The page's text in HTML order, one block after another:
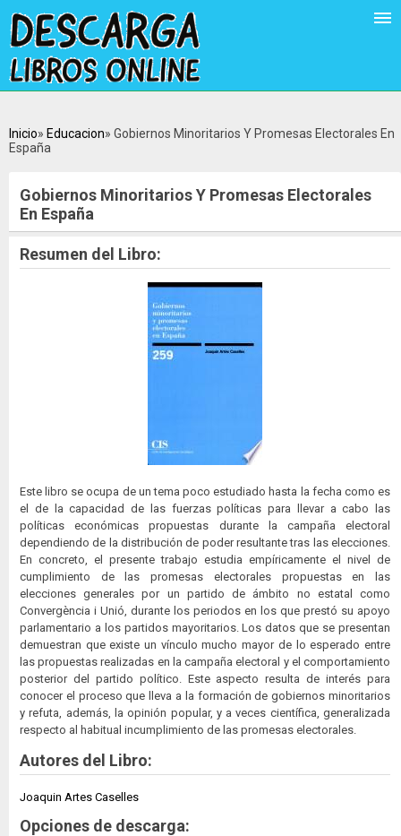
Inicio Educacion
Gobiernos Minoritarios Y Promesas Electorales En
España
Gobiernos Minoritarios Y Promesas Electorales
En España
Resumen del Libro:
Este libro se ocupa de un tema poco estudiado hasta la fecha como es
el de la capacidad de las fuerzas políticas para llevar a cabo las
políticas económicas propuestas durante la campaña electoral
dependiendo de la distribución de poder resultante tras las elecciones.
En concreto, el presente trabajo estudia empíricamente el nivel de
cumplimiento de las promesas electorales propuestas en las
elecciones generales por un partido de ámbito no estatal como
Convergència i Unió, durante los periodos en los que prestó su apoyo
parlamentario a los partidos mayoritarios. Los datos que se presentan
demuestran que existe un vínculo mucho mayor de lo esperado entre
las propuestas realizadas en la campaña electoral y el comportamiento
posterior del partido político. Este aspecto resulta de interés para
conocer el proceso que lleva a la formación de gobiernos minoritarios
y refuta, además, la opinión popular, y a veces científica, generalizada
respecto al habitual incumplimiento de las promesas electorales.
Autores del Libro:
Joaquin Artes Caselles
Opciones de descarga: